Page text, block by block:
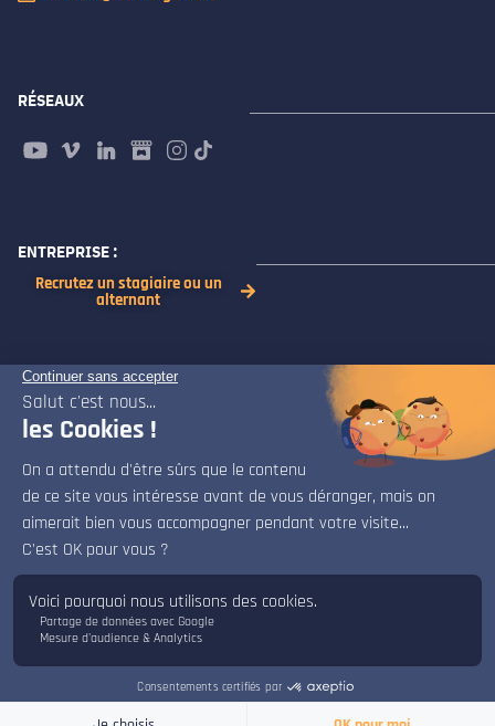
RÉSEAUX
ENTREPRISE :
Recrutez un stagiaire ou un
alternant
FAQ
CONTACT
FORMATIONS JEU VIDÉO
ÉCOLE DE JEU VIDÉO
COOKIES
©2019 – ISART Digital
Bonjour, bienvenue sur le chat d'ISART Digital.
Je suis là pour répondre à vos questions.